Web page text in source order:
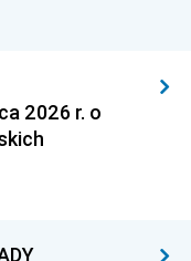
2026 r. o